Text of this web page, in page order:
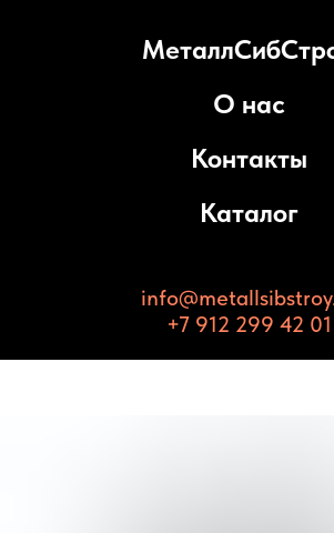
О нас
Контакты
Каталог
+7 912 299 42 01